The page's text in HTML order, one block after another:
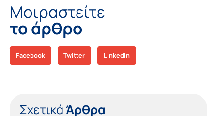
Μοιραστείτε
το άρθρο
Facebook Twitter LinkedIn
Σχετικά Άρθρα